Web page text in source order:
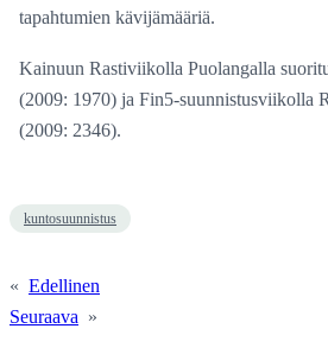
tapahtumien kävijämääriä.
Kainuun Rastiviikolla Puolangalla
(2009: 1970) ja Fin5-suunnistusviikolla
(2009: 2346).
kuntosuunnistus
« Edellinen
Seuraava »